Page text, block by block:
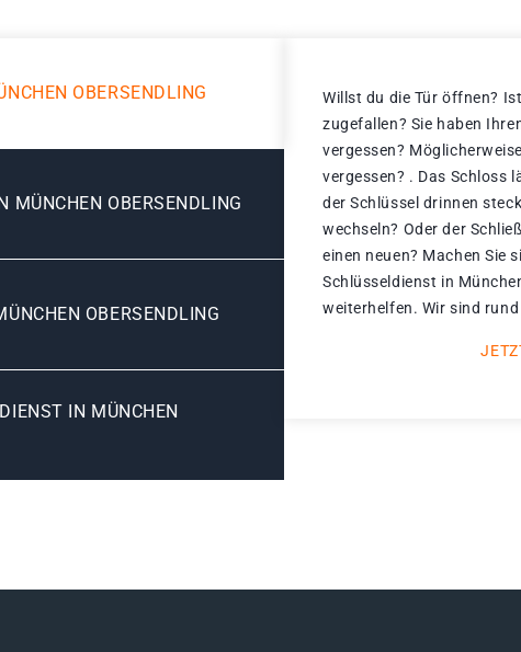
OBERSENDLING
MÜNCHEN OBERSENDLING
OBERSENDLING
IN MÜNCHEN
Willst du die Tür öffnen?
zugefallen? Sie haben
vergessen?
vergessen? . Das Schloss
der Schlüssel drinnen
wechseln? Oder der
einen neuen? Machen Sie
Schlüsseldienst in
weiterhelfen. Wir sind